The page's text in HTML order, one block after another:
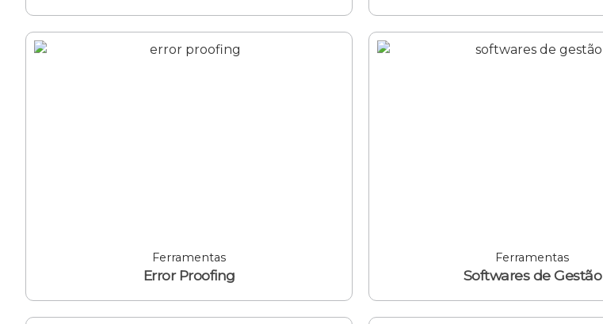
Ferramentas
Error Proofing
Ferramentas
Softwares de Gestão